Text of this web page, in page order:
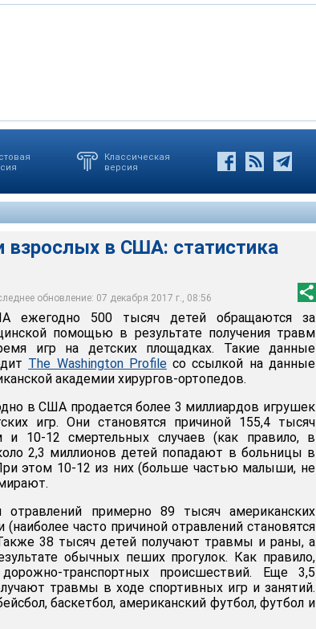
Классическая
версия
взрослых в США: статистика
обновление: 07 декабря 2017 г., 08:56
взрослых обращаются за медицинской помощью
ежегодно 500 тысяч детей обращаются за
помощью в результате получения травм
игр на детских площадках. Такие данные
The Washington Profileсо ссылкой на данные
академии хирургов-ортопедов.
в США продается более 3 миллиардов игрушек
игр. Они становятся причиной 155,4 тысяч
и 10-12 смертельных случаев (как правило, в
2,3 миллионов детей попадают в больницы в
этом 10-12 из них (больше частью малыши, не
отравлений примерно 89 тысяч американских
часто причиной отравлений становятся
38 тысяч детей получают травмы и раны, а
обычных пеших прогулок. Как правило,
транспортных происшествий. Еще 3,5
травмы в ходе спортивных игр и занятий.
баскетбол, американский футбол, футбол и